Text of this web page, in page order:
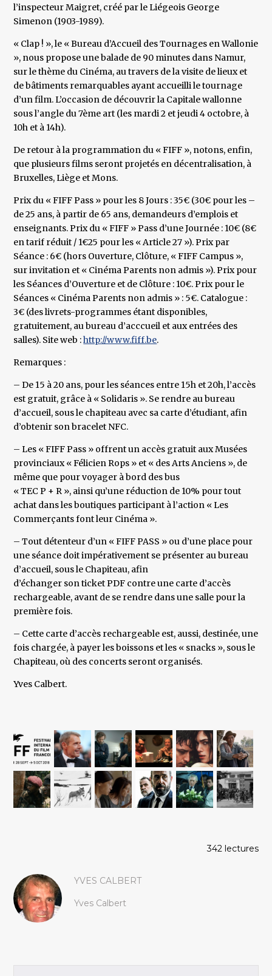
l’inspecteur Maigret, créé par le Liégeois George
Simenon (1903-1989).
« Clap ! », le « Bureau d’Accueil des Tournages en Wallonie
», nous propose une balade de 90 minutes dans Namur,
sur le thème du Cinéma, au travers de la visite de lieux et
de bâtiments remarquables ayant accueilli le tournage
d’un film. L’occasion de découvrir la Capitale wallonne
sous l’angle du 7ème art (les mardi 2 et jeudi 4 octobre, à
10h et à 14h).
De retour à la programmation du « FIFF », notons, enfin,
que plusieurs films seront projetés en décentralisation, à
Bruxelles, Liège et Mons.
Prix du « FIFF Pass » pour les 8 Jours : 35€ (30€ pour les –
de 25 ans, à partir de 65 ans, demandeurs d’emplois et
enseignants. Prix du « FIFF » Pass d’une Journée : 10€ (8€
en tarif réduit / 1€25 pour les « Article 27 »). Prix par
Séance : 6€ (hors Ouverture, Clôture, « FIFF Campus »,
sur invitation et « Cinéma Parents non admis »). Prix pour
les Séances d’Ouverture et de Clôture : 10€. Prix pour le
Séances « Cinéma Parents non admis » : 5€. Catalogue :
3€ (des livrets-programmes étant disponibles,
gratuitement, au bureau d’acccueil et aux entrées des
salles). Site web :http://www.fiff.be.
Remarques :
– De 15 à 20 ans, pour les séances entre 15h et 20h, l’accès
est gratuit, grâce à « Solidaris ». Se rendre au bureau
d’accueil, sous le chapiteau avec sa carte d’étudiant, afin
d’obtenir son bracelet NFC.
– Les « FIFF Pass » offrent un accès gratuit aux Musées
provinciaux « Félicien Rops » et « des Arts Anciens », de
même que pour voyager à bord des bus
« TEC P + R », ainsi qu’une réduction de 10% pour tout
achat dans les boutiques participant à l’action « Les
Commerçants font leur Cinéma ».
– Tout détenteur d’un « FIFF PASS » ou d’une place pour
une séance doit impérativement se présenter au bureau
d’accueil, sous le Chapiteau, afin
d’échanger son ticket PDF contre une carte d’accès
rechargeable, avant de se rendre dans une salle pour la
première fois.
– Cette carte d’accès rechargeable est, aussi, destinée, une
fois chargée, à payer les boissons et les « snacks », sous le
Chapiteau, où des concerts seront organisés.
Yves Calbert.
342 lectures
YVES CALBERT
Yves Calbert